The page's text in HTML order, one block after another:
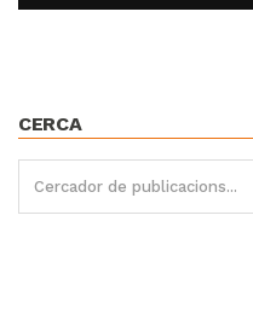
CERCA